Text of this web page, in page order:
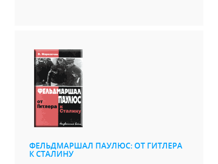
ФЕЛЬДМАРШАЛ ПАУЛЮС: ОТ ГИТЛЕРА
К СТАЛИНУ